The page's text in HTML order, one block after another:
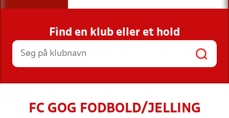
INDHOLD OG NYHEDER
STILLINGER, RESULTATER, KLUBBER OG
HOLD
Find en klub eller et hold
FC GOG FODBOLD/JELLING